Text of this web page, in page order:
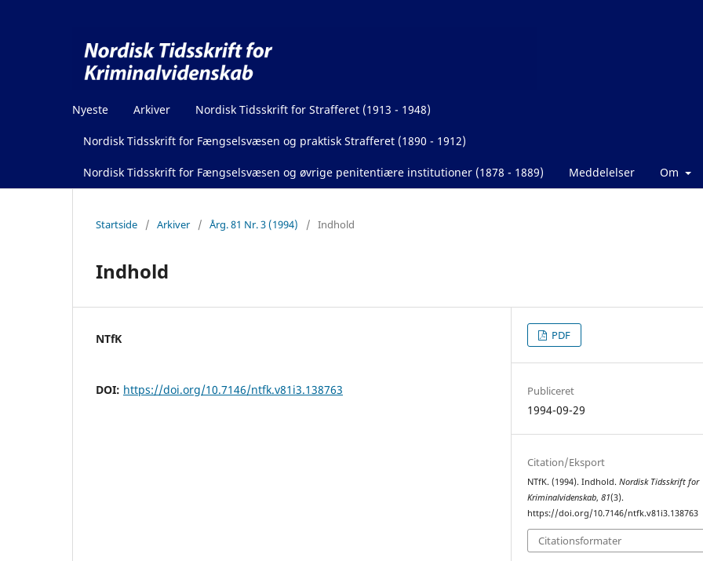
Nyeste Arkiver Nordisk Tidsskrift for Strafferet (1913 - 1948)
Nordisk Tidsskrift for Fængselsvæsen og praktisk Strafferet (1890 - 1912)
Nordisk Tidsskrift for Fængselsvæsen og øvrige penitentiære institutioner (1878 - 1889) Meddelelser Om
Startside / Arkiver / Årg. 81 Nr. 3 (1994) / Indhold
Indhold
NTfK
DOI: https://doi.org/10.7146/ntfk.v81i3.138763
PDF
Publiceret
1994-09-29
Citation/Eksport
NTfK. (1994). Indhold.Nordisk Tidsskrift for
Kriminalvidenskab,81(3).
https://doi.org/10.7146/ntfk.v81i3.138763
Citationsformater